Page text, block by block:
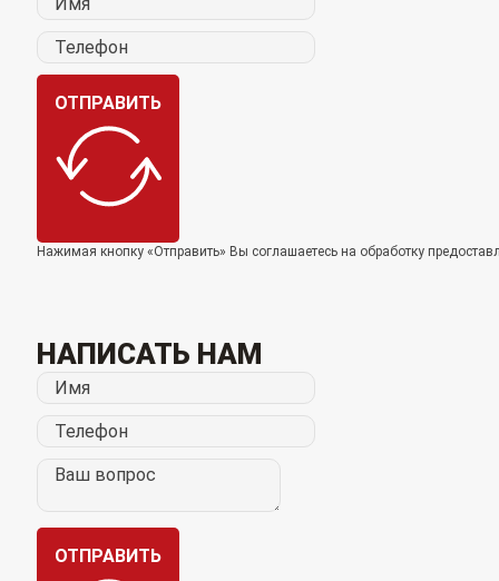
ОТПРАВИТЬ
Нажимая кнопку «Отправить» Вы соглашаетесь на обработку
НАПИСАТЬ НАМ
ОТПРАВИТЬ